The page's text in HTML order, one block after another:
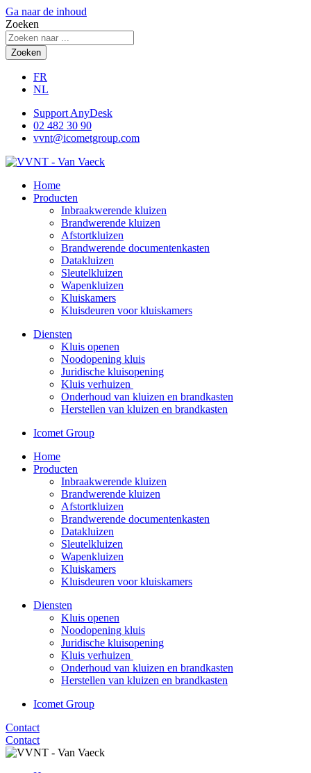
Ga naar de inhoud
Zoeken
Zoeken
FR
NL
Support AnyDesk
02 482 30 90
vvnt@icometgroup.com
Home
Producten
Inbraakwerende kluizen
Brandwerende kluizen
Afstortkluizen
Brandwerende documentenkasten
Datakluizen
Sleutelkluizen
Wapenkluizen
Kluiskamers
Kluisdeuren voor kluiskamers
Diensten
Kluis openen
Noodopening kluis
Juridische kluisopening
Kluis verhuizen
Onderhoud van kluizen en brandkasten
Herstellen van kluizen en brandkasten
Icomet Group
Home
Producten
Inbraakwerende kluizen
Brandwerende kluizen
Afstortkluizen
Brandwerende documentenkasten
Datakluizen
Sleutelkluizen
Wapenkluizen
Kluiskamers
Kluisdeuren voor kluiskamers
Diensten
Kluis openen
Noodopening kluis
Juridische kluisopening
Kluis verhuizen
Onderhoud van kluizen en brandkasten
Herstellen van kluizen en brandkasten
Icomet Group
Contact
Contact